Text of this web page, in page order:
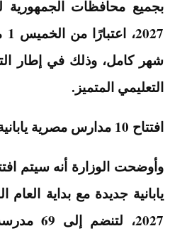
شهر كامل، وذلك في إطار
التعليمي المتميز.
افتتاح 10 مدارس مصرية يابانية جديدة
2027،